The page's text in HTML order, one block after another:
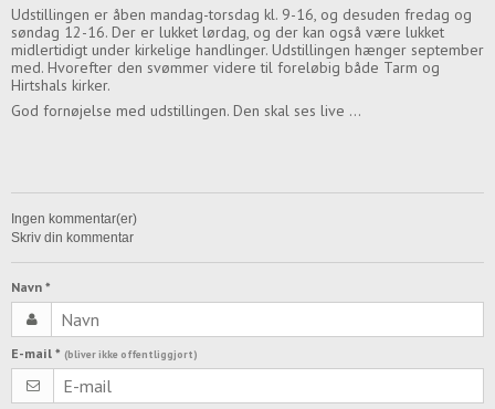
Udstillingen er åben mandag-torsdag kl. 9-16, og desuden fredag og
søndag 12-16. Der er lukket lørdag, og der kan også være lukket
midlertidigt under kirkelige handlinger. Udstillingen hænger september
med. Hvorefter den svømmer videre til foreløbig både Tarm og
Hirtshals kirker.
God fornøjelse med udstillingen. Den skal ses live ...
Ingen kommentar(er)
Skriv din kommentar
Navn *
E-mail * (bliver ikke offentliggjort)